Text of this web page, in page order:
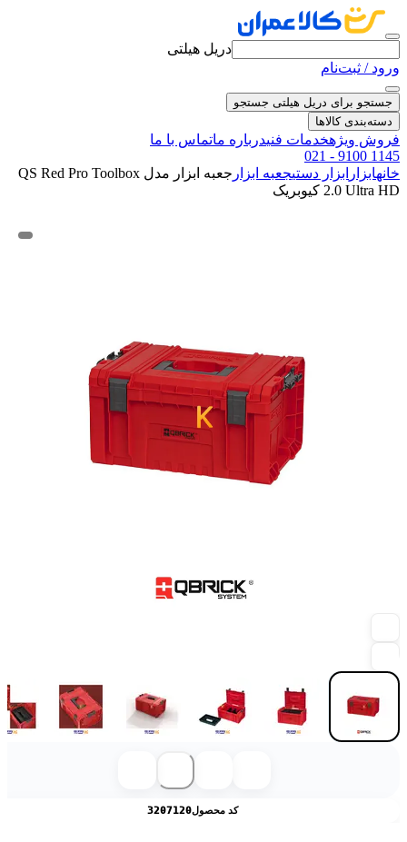
دریل هیلتی
ورود / ثبت‌نام
جستجو برای دریل هیلتی جستجو
دسته‌بندی کالاها
فروش ویژهخدمات فنیدرباره ماتماس با ما
021 - 9100 1145
خانهابزار ابزار دستیجعبه ابزار
جعبه ابزار مدل QS Red Pro Toolbox
2.0 Ultra HD کیوبریک
کد محصول3207120